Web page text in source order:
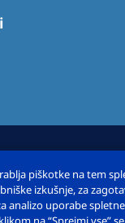
piškotke na tem
izkušnje, za
analizo uporabe